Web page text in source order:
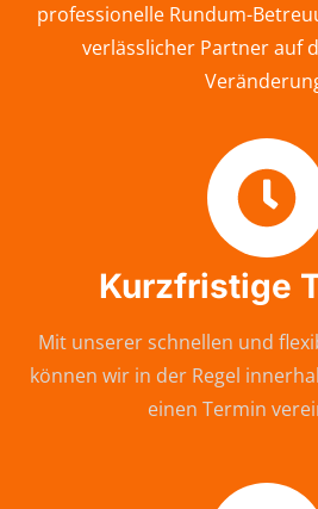
professionelle Rundum-
verlässlicher Partner auf
Kurzfristige
Mit unserer schnellen und
können wir in der Regel
einen Termin